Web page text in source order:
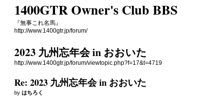
1400GTR Owner's Club BBS
『無事これ名馬』
http://www.1400gtr.jp/forum/
2023 九州忘年会 in おおいた
http://www.1400gtr.jp/forum/viewtopic.php?f=17&t=4719
Re: 2023 九州忘年会 in おおいた
byはちろく